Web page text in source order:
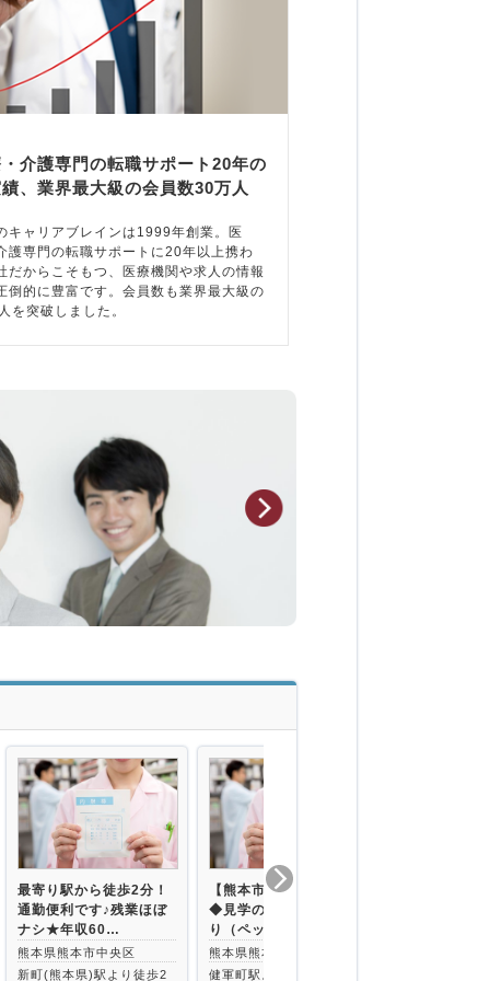
介護専門の転職サポート20年の
、業界最大級の会員数30万人
キャリアブレインは1999年創業。医
護専門の転職サポートに20年以上携わ
だからこそもつ、医療機関や求人の情報
倒的に豊富です。会員数も業界最大級の
を突破しました。
最寄り駅から徒歩2分！
通勤便利です♪残業ほぼ
ナシ★年収60…
熊本県熊本市中央区
新町(熊本県)駅より徒歩2
【熊本市東区】車通勤可
◆見学の方は社宅提供あ
り（ペット可）…
熊本県熊本市東区
健軍町駅より徒歩30分